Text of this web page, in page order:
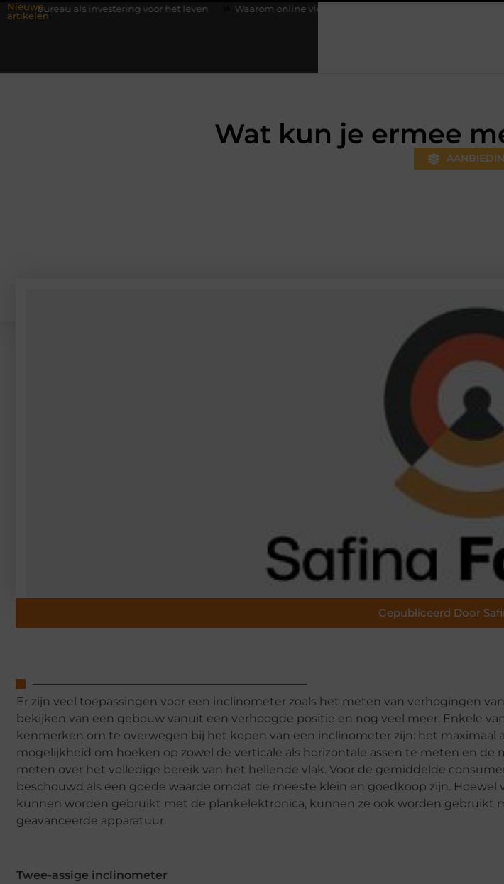
Nieuwe
artikelen
voor het leven Waarom online vlees bestellen steeds gewoner wordt
Wat kun je ermee
Gepubliceerd Door
Er zijn veel toepassingen voor een inclinometer zoals het meten van verhogingen
bekijken van een gebouw vanuit een verhoogde positie en nog veel meer. Enkele
kenmerken om te overwegen bij het kopen van een inclinometer zijn: het maximaal
mogelijkheid om hoeken op zowel de verticale als horizontale assen te meten en de
meten over het volledige bereik van het hellende vlak. Voor de gemiddelde
beschouwd als een goede waarde omdat de meeste klein en goedkoop zijn. Hoewel
kunnen worden gebruikt met de plankelektronica, kunnen ze ook worden gebruikt
geavanceerde apparatuur.
Twee-assige inclinometer